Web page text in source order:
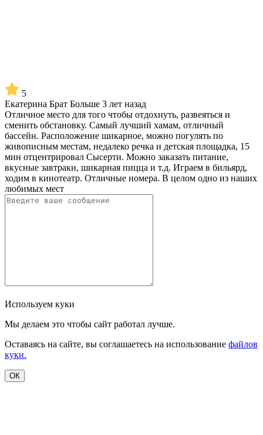
5
Екатерина Брат Больше 3 лет назад
Отличное место для того чтобы отдохнуть, развеяться и
сменить обстановку. Самый лучший хамам, отличный
бассейн. Расположение шикарное, можно погулять по
живописным местам, недалеко речка и детская площадка, 15
мин отцентрировал Сысерти. Можно заказать питание,
вкусные завтраки, шикарная пицца и т.д. Играем в бильярд,
ходим в кинотеатр. Отличные номера. В целом одно из наших
любимых мест
Используем куки
Мы делаем это чтобы сайт работал лучше.
Оставаясь на сайте, вы соглашаетесь на использование файлов
куки.
ОК